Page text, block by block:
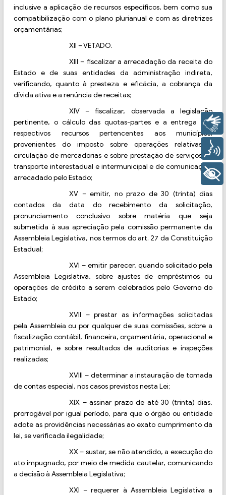
inclusive a aplicação de recursos específicos, bem como sua
compatibilização com o plano plurianual e com as diretrizes
orçamentárias;
XII –VETADO.
XIII– fiscalizar a arrecadação da receita do
Estado e de suas entidades da administração indireta,
verificando, quanto à presteza e eficácia, a cobrança da
dívida ativa e a renúncia de receitas;
XIV– fiscalizar, observada a legislação
pertinente, o cálculo das quotas-partes e a entrega dos
respectivos recursos pertencentes aos municípios,
provenientes do imposto sobre operações relativas à
circulação de mercadorias e sobre prestação de serviços de
transporte interestadual e intermunicipal e de comunicação,
arrecadado pelo Estado;
XV –emitir, no prazo de 30 (trinta) dias
contados da data do recebimento da solicitação,
pronunciamento conclusivo sobre matéria que seja
submetida à sua apreciação pela comissão permanente da
Assembleia Legislativa, nos termos do art. 27 da Constituição
Estadual;
XVI– emitir parecer, quando solicitado pela
Assembleia Legislativa, sobre ajustes de empréstimos ou
operações de crédito a serem celebrados pelo Governo do
Estado;
XVII –prestar as informações solicitadas
pela Assembleia ou por qualquer de suas comissões, sobre a
fiscalização contábil, financeira, orçamentária, operacional e
patrimonial, e sobre resultados de auditorias e inspeções
realizadas;
XVIII –determinar a instauração de tomada
de contas especial, nos casos previstos nesta Lei;
XIX –assinar prazo de até 30 (trinta) dias,
prorrogável por igual período, para que o órgão ou entidade
adote as providências necessárias ao exato cumprimento da
lei, se verificada ilegalidade;
XX– sustar, se não atendido, a execução do
ato impugnado, por meio de medida cautelar, comunicando
a decisão à Assembleia Legislativa;
XXI– requerer à Assembleia Legislativa a
Libras
Voz
+ Acessibilidade